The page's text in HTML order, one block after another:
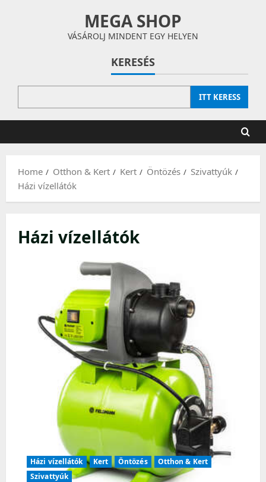
MEGA SHOP
VÁSÁROLJ MINDENT EGY HELYEN
KERESÉS
ITT KERESS
Home Otthon & Kert Kert Öntözés
Szivattyúk
Házi vízellátók
Házi vízellátók
Házi vízellátók Kert Öntözés
Otthon & Kert
Szivattyúk